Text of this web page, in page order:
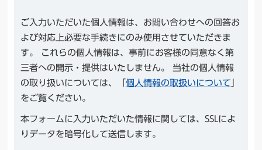
ご入力いただいた個人情報は、お問い合わせへの回答お
よび対応上必要な手続きにのみ使用させていただきま
す。 これらの個人情報は、事前にお客様の同意なく第
三者への開示・提供はいたしません。 当社の個人情報
の取り扱いについては、「個人情報の取扱いについて
をご覧ください。
本フォームに入力いただいた情報に関しては、SSLによ
りデータを暗号化して送信します。